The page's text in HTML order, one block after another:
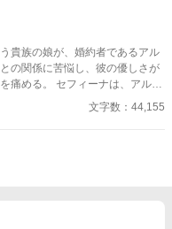
貴族の娘が、婚約者であるアル
の関係に苦悩し、彼の優しさが
ナは、アルデ
ロット男爵令嬢に特別な優しさ
しみながらも、理想的な婚約者
文字数：44,155